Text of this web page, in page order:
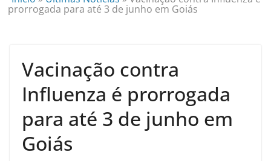
prorrogada para até 3 de junho em Goiás
Vacinação contra
Influenza é prorrogada
para até 3 de junho em
Goiás